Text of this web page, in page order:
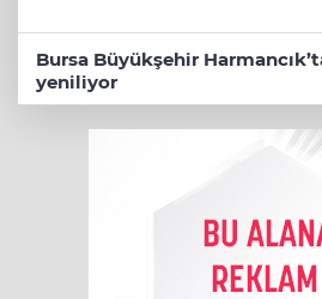
Bursa Büyükşehir
yeniliyor